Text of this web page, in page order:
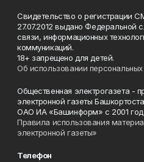
Свидетельство о регистрации
27.07.2012 выдано Федеральной
связи, информационных
коммуникаций.
18+ запрещено для детей.
Об использовании
Общественная электрогазета -
электронной газеты
ОАО ИА «Башинформ» с 2001
Правила использования
электронной газеты»
Телефон